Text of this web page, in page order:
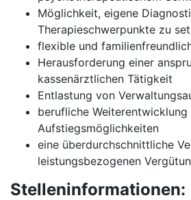
Möglichkeit, eigene
Therapieschwerpunkte zu
flexible und
Herausforderung einer
kassenärztlichen Tätigkeit
Entlastung von
berufliche Weiterentwicklung
Aufstiegsmöglichkeiten
eine überdurchschnittliche
leistungsbezogenen
Stelleninformationen: